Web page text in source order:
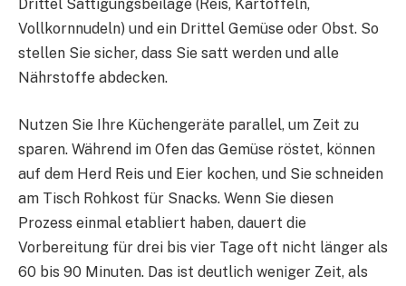
Drittel Sättigungsbeilage (Reis, Kartoffeln,
Vollkornnudeln) und ein Drittel Gemüse oder Obst. So
stellen Sie sicher, dass Sie satt werden und alle
Nährstoffe abdecken.
Nutzen Sie Ihre Küchengeräte parallel, um Zeit zu
sparen. Während im Ofen das Gemüse röstet, können
auf dem Herd Reis und Eier kochen, und Sie schneiden
am Tisch Rohkost für Snacks. Wenn Sie diesen
Prozess einmal etabliert haben, dauert die
Vorbereitung für drei bis vier Tage oft nicht länger als
60 bis 90 Minuten. Das ist deutlich weniger Zeit, als